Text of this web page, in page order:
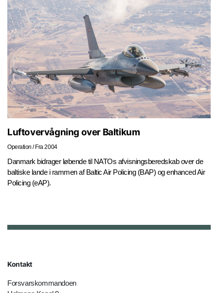
Luftovervågning over Baltikum
Operation / Fra 2004
Danmark bidrager løbende til NATOs afvisningsberedskab over de
baltiske lande i rammen af Baltic Air Policing (BAP) og enhanced Air
Policing (eAP).
Kontakt
Forsvarskommandoen